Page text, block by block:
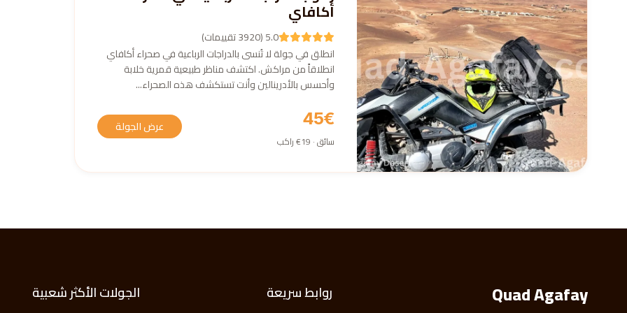
أكافاي
5.0 (3920 تقييمات)
انطلق في جولة لا تُنسى بالدراجات الرباعية في صحراء أكافاي
انطلاقاً من مراكش. اكتشف مناظر طبيعية قمرية خلابة
وأحسس بالأدرينالين وأنت تستكشف هذه الصحراء...
45€
سائق · 19€ راكب
عرض الجولة
Quad Agafay روابط سريعة الجولات الأكثر شعبية